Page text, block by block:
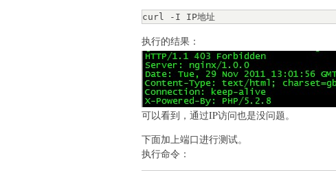
curl -I IP地址
执行的结果：
可以看到，通过IP访问也是没问题。
下面加上端口进行测试。
执行命令：